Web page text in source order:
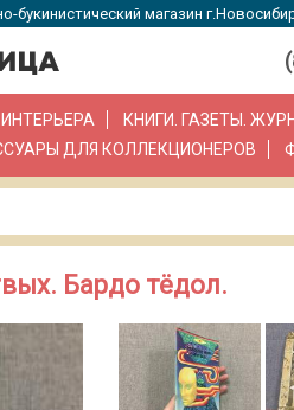
букинистический магазин
КНИГИ. ГАЗЕТЫ.
ДЛЯ КОЛЛЕКЦИОНЕРОВ
Бардо тёдол.